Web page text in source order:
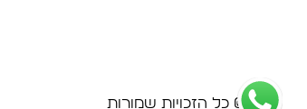
© כל הזכויות שמורות